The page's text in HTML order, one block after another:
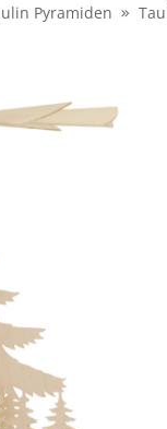
Pyramiden